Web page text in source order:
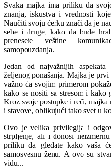
Svaka majka ima priliku da
znanja, iskustva i vrednosti
Naučiti svoju ćerku znači da je
sebe i druge, kako da bude
prenesete veštine
samopouzdanja.
Jedan od najvažnijih aspekata
željenog ponašanja. Majka je
važno da svojim primerom
kako se nositi sa stresom i kako
Kroz svoje postupke i reči, majka
i stavove, oblikujući tako svet u
Ovo je velika privilegija i
strpljenje, ali i donosi
priliku da gledate kako vaša
samosvesnu ženu. A ovo su
vidu...